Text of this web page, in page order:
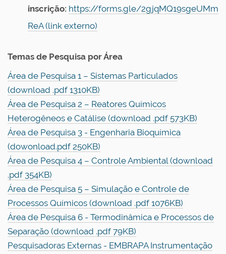
inscrição: https://forms.gle/2gjqMQ19sgeUMm
ReA (link externo)
Temas de Pesquisa por Área
Área de Pesquisa 1 – Sistemas Particulados
(download .pdf 1310KB)
Área de Pesquisa 2 – Reatores Químicos
Heterogêneos e Catálise (download .pdf 573KB)
Área de Pesquisa 3 - Engenharia Bioquímica
(dowonload.pdf 250KB)
Área de Pesquisa 4 – Controle Ambiental (download
.pdf 354KB)
Área de Pesquisa 5 – Simulação e Controle de
Processos Químicos (download .pdf 1076KB)
Área de Pesquisa 6 - Termodinâmica e Processos de
Separação (download .pdf 79KB)
Pesquisadoras Externas - EMBRAPA Instrumentação